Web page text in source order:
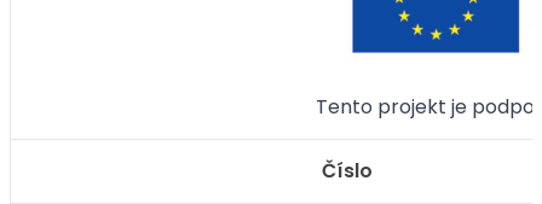
Tento projekt je
Číslo